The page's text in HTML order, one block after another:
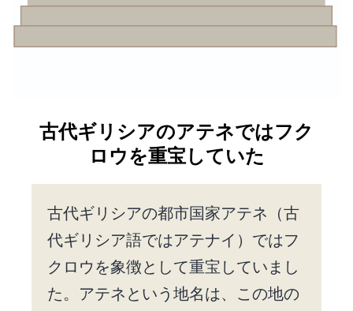
古代ギリシアのアテネではフク
ロウを重宝していた
古代ギリシアの都市国家アテネ（古
代ギリシア語ではアテナイ）ではフ
クロウを象徴として重宝していまし
た。アテネという地名は、この地の